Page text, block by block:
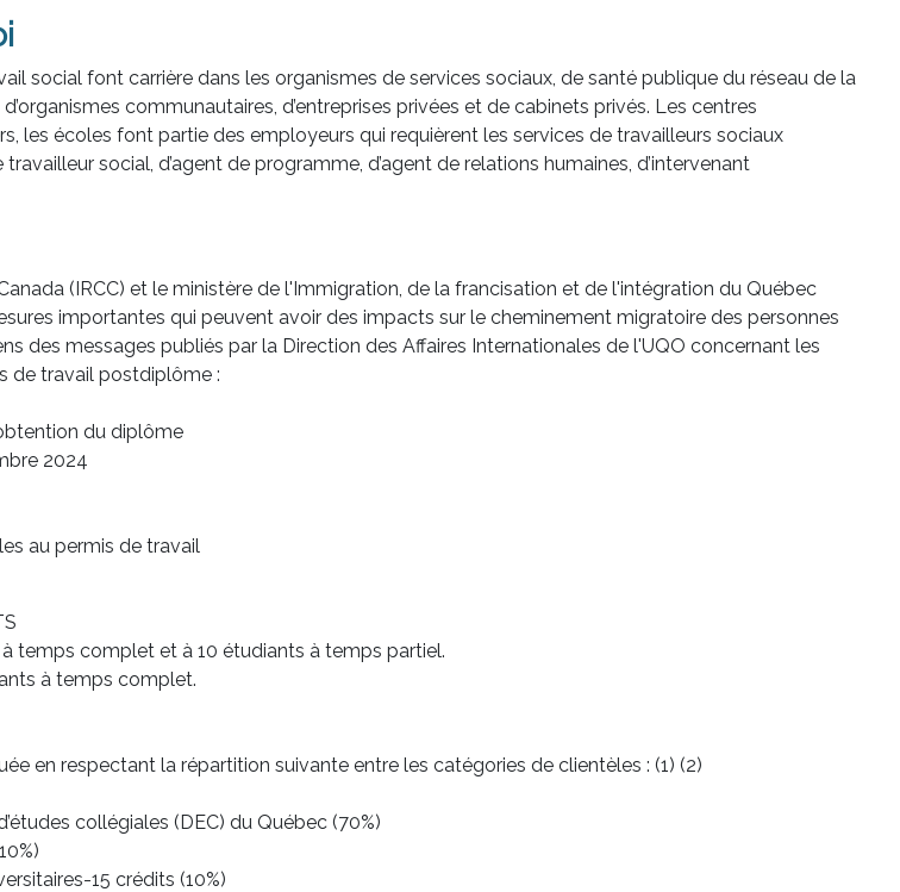
social font carrière dans les organismes de services sociaux, de santé publique du réseau de la
communautaires, d’entreprises privées et de cabinets privés. Les centres
les écoles font partie des employeurs qui requièrent les services de travailleurs sociaux
social, d’agent de programme, d’agent de relations humaines, d’intervenant
(IRCC) et le ministère de l'Immigration, de la francisation et de l'intégration du Québec
importantes qui peuvent avoir des impacts sur le cheminement migratoire des personnes
des messages publiés par la Direction des Affaires Internationales de l'UQO concernant les
de travail postdiplôme :
du diplôme
2024
au permis de travail
temps complet et à 10 étudiants à temps partiel.
à temps complet.
en respectant la répartition suivante entre les catégories de clientèles : (1) (2)
collégiales (DEC) du Québec (70%)
15 crédits (10%)